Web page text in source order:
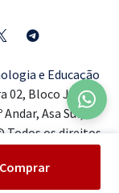
Comprar
e Educação
02, Bloco J, Lote
Asa Sul,
Todos os direitos